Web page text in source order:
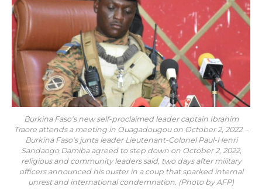
Burkina Faso's new self-proclaimed leader captain Ibrahim
Traore attends a meeting in Ouagadougou on October 2, 2022. -
Burkina Faso's junta leader Lieutenant-Colonel Paul-Henri
Sandaogo Damiba agreed to step down on October 2, 2022,
religious and community leaders said, two days after military
officers announced his ouster in a coup that sparked internal
unrest and international condemnation. (Photo by AFP)